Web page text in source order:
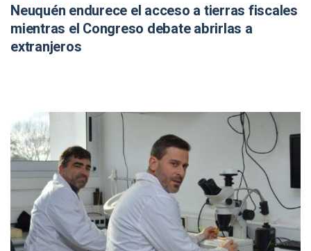
Neuquén endurece el acceso a tierras fiscales
mientras el Congreso debate abrirlas a
extranjeros